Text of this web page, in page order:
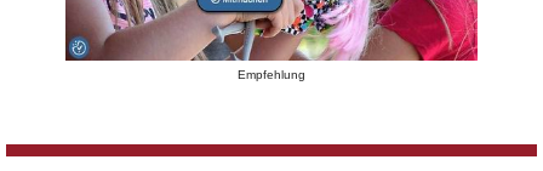
Empfehlung